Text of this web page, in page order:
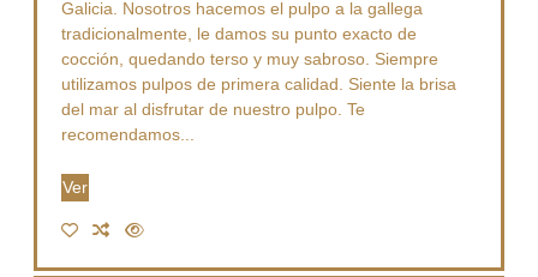
Galicia. Nosotros hacemos el pulpo a la gallega
tradicionalmente, le damos su punto exacto de
cocción, quedando terso y muy sabroso. Siempre
utilizamos pulpos de primera calidad. Siente la brisa
del mar al disfrutar de nuestro pulpo. Te
recomendamos...
Ver